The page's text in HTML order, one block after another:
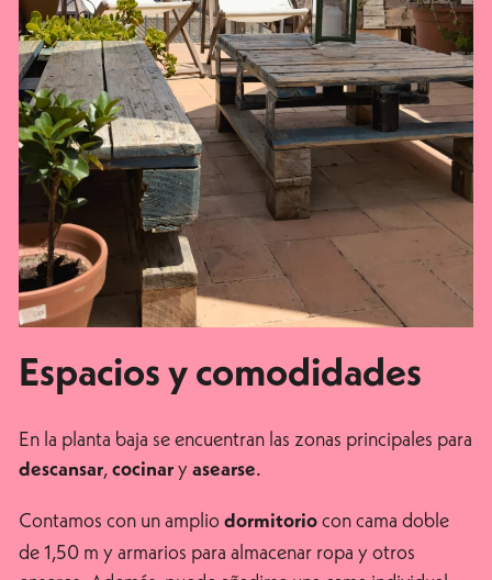
Espacios y comodidades
En la planta baja se encuentran las zonas principales para
descansar, cocinary asearse.
Contamos con un amplio dormitoriocon cama doble
de 1,50 m y armarios para almacenar ropa y otros